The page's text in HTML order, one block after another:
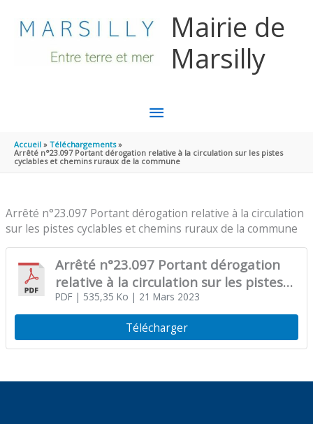
Mairie de
Marsilly
MENU
PRINCIPAL
Accueil
Téléchargements
Arrêté n°23.097 Portant dérogation relative à la circulation sur les pistes
cyclables et chemins ruraux de la commune
Arrêté n°23.097 Portant dérogation relative à la circulation
sur les pistes cyclables et chemins ruraux de la commune
Arrêté n°23.097 Portant dérogation
relative à la circulation sur les pistes
cyclables et chemins ruraux de la
commune
PDF| 535,35 Ko | 21 Mars 2023
Télécharger